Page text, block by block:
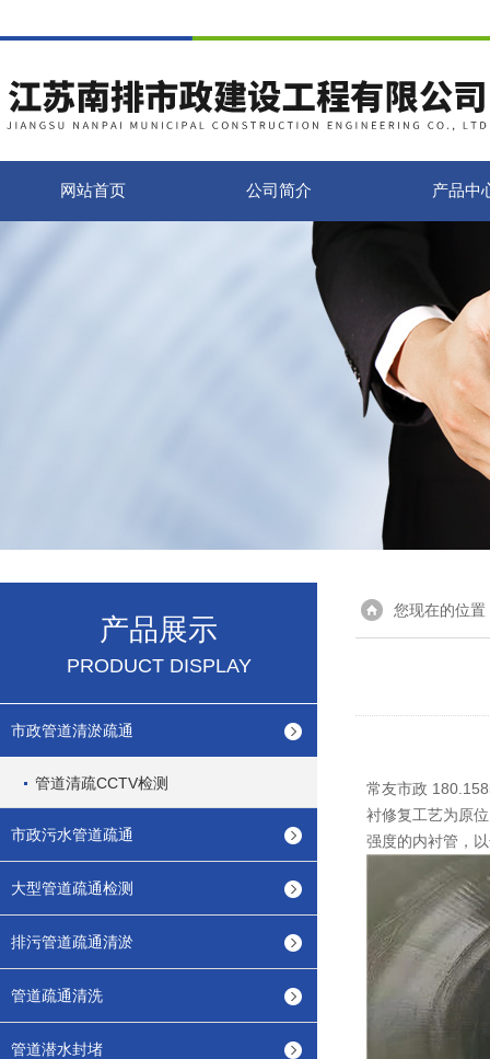
网站首页 公司简介 产品中
产品展示
PRODUCT DISPLAY
市政管道清淤疏通
管道清疏CCTV检测
市政污水管道疏通
大型管道疏通检测
排污管道疏通清淤
管道疏通清洗
管道潜水封堵
您现在的位置
常友市政
衬修复工艺为原
强度的内衬管，